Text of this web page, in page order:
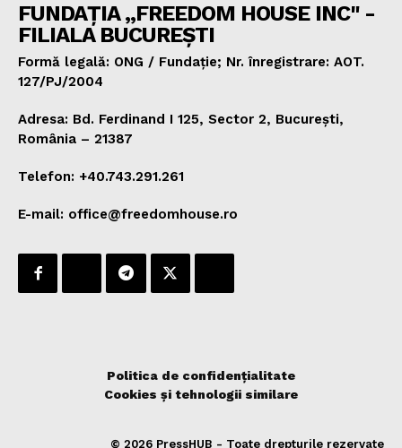
FUNDAȚIA „FREEDOM HOUSE INC" -
FILIALA BUCUREȘTI
Formă legală: ONG / Fundație; Nr. înregistrare: AOT.
127/PJ/2004
Adresa: Bd. Ferdinand I 125, Sector 2, București,
România – 21387
Telefon: +40.743.291.261
E-mail: office@freedomhouse.ro
Politica de confidențialitate
Cookies și tehnologii similare
© 2026 PressHUB - Toate drepturile rezervate